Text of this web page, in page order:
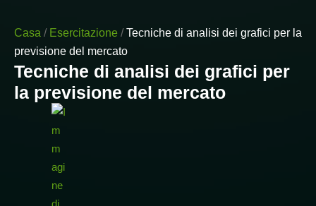
Casa / Esercitazione /Tecniche di analisi dei grafici per la
previsione del mercato
Tecniche di analisi dei grafici per
la previsione del mercato